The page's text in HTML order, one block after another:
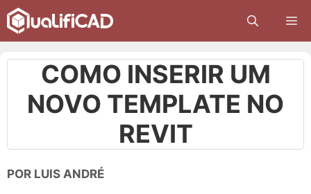
Pular
para
o
conteúdoCOMO INSERIR UM
NOVO TEMPLATE NO
REVIT
POR LUIS ANDRÉ